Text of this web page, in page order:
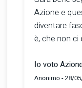
Azione e
diventare
è, che non ci
Io voto
Anonimo - 28/